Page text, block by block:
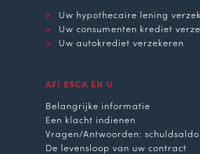
Uw hypothecaire lening
Uw consumenten krediet
Uw autokrediet verzekeren
AFI ESCA EN U
Belangrijke informatie
Een klacht indienen
Vragen/Antwoorden: schuldsaldo
De levensloop van uw contract